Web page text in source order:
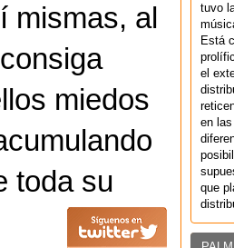
mismas, al
miedos
toda su
tuvo
Está
el
en
que